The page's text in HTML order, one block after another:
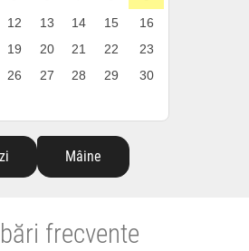
12 13 14 15
16
19 20 21 22
23
26 27 28 29
30
Mâine
frecvente